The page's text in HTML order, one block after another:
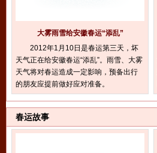
大雾雨雪给安徽春运“添乱”
2012年1月10日是春运第三天，坏
天气正在给安徽春运“添乱”。雨雪、大雾
天气将对春运造成一定影响，预备出行
的朋友应提前做好应对准备。
春运故事